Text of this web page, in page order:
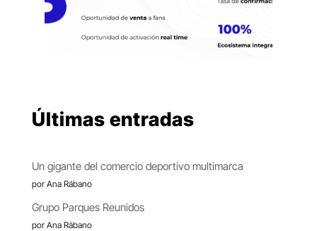
Últimas entradas
Un gigante del comercio deportivo multimarca
por Ana Rábano
Grupo Parques Reunidos
por Ana Rábano